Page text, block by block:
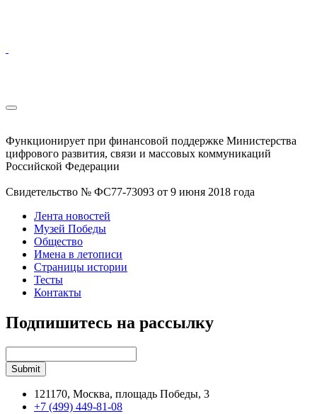
Функционирует при финансовой поддержке Министерства
цифрового развития, связи и массовых коммуникаций
Российской Федерации
Свидетельство № ФС77-73093 от 9 июня 2018 года
Лента новостей
Музей Победы
Общество
Имена в летописи
Страницы истории
Тесты
Контакты
Подпишитесь на рассылку
121170, Москва, площадь Победы, 3
+7 (499) 449-81-08